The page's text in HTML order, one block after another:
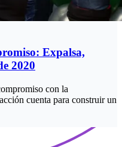
Expalsa,
2020
con la
cuenta para construir un